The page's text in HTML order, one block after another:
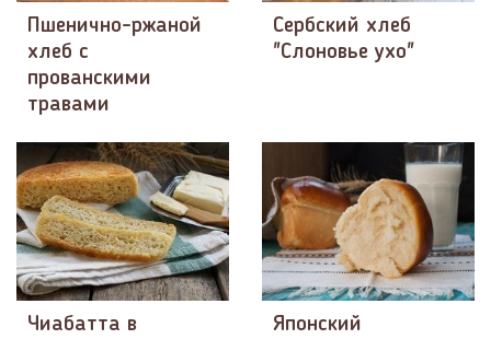
Пшенично-ржаной
хлеб с
прованскими
травами
Сербский хлеб
"Слоновье ухо"
Чиабатта в
Японский